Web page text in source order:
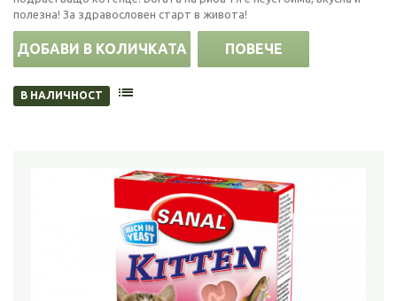
полезна! За здравословен старт в живота!
ДОБАВИ В КОЛИЧКАТА ПОВЕЧЕ
В НАЛИЧНОСТ